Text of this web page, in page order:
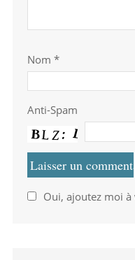
Nom *
Anti-Spam
Oui, ajoutez moi